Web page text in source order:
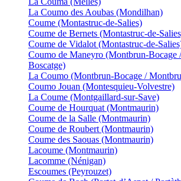
La Coumo des Aoubas (Mondilhan)
Coume (Montastruc-de-Salies)
Coume de Bernets (Montastruc-de-
Coume de Vidalot (Montastruc-de-
Coumo de Maneyro (Montbrun-Bocage
Boscatge)
La Coumo (Montbrun-Bocage /
Coumo Jouan (Montesquieu-Volvestre)
La Coume (Montgaillard-sur-Save)
Coume de Hourquat (Montmaurin)
Coume de la Salle (Montmaurin)
Coume de Roubert (Montmaurin)
Coume des Saouas (Montmaurin)
Lacoume (Montmaurin)
Lacomme (Nénigan)
Escoumes (Peyrouzet)